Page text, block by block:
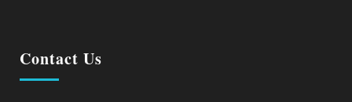
Contact Us